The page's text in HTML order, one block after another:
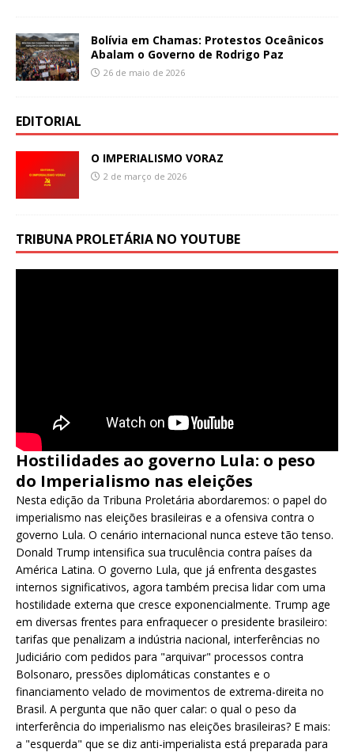
Bolívia em Chamas: Protestos Oceânicos
Abalam o Governo de Rodrigo Paz
26 de maio de 2026
EDITORIAL
O IMPERIALISMO VORAZ
2 de março de 2026
TRIBUNA PROLETÁRIA NO YOUTUBE
Hostilidades ao governo Lula: o peso
do Imperialismo nas eleições
Nesta edição da Tribuna Proletária abordaremos: o papel do
imperialismo nas eleições brasileiras e a ofensiva contra o
governo Lula. O cenário internacional nunca esteve tão tenso.
Donald Trump intensifica sua truculência contra países da
América Latina. O governo Lula, que já enfrenta desgastes
internos significativos, agora também precisa lidar com uma
hostilidade externa que cresce exponencialmente. Trump age
em diversas frentes para enfraquecer o presidente brasileiro:
tarifas que penalizam a indústria nacional, interferências no
Judiciário com pedidos para "arquivar" processos contra
Bolsonaro, pressões diplomáticas constantes e o
financiamento velado de movimentos de extrema-direita no
Brasil. A pergunta que não quer calar: o qual o peso da
interferência do imperialismo nas eleições brasileiras? E mais:
a "esquerda" que se diz anti-imperialista está preparada para